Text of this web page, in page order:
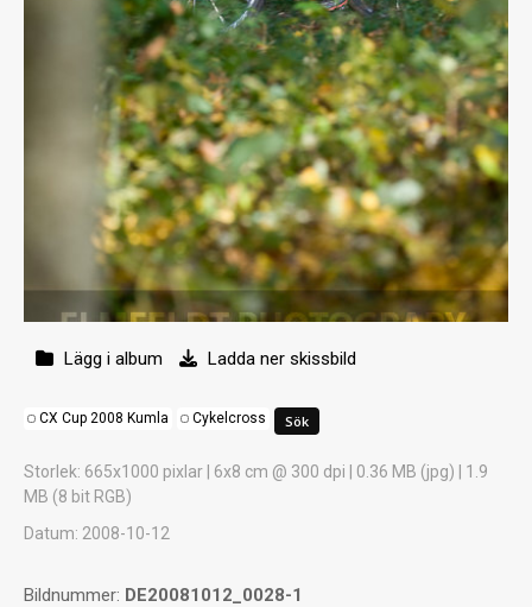
Lägg i album Ladda ner skissbild
CX Cup 2008 Kumla Cykelcross
Storlek: 665x1000 pixlar | 6x8 cm @ 300 dpi | 0.36 MB (jpg) | 1.9
MB (8 bit RGB)
Datum: 2008-10-12
Bildnummer: DE20081012_0028-1